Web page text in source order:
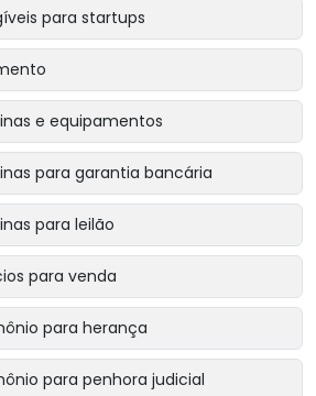
para startups
e equipamentos
para garantia bancária
para leilão
para venda
para herança
para penhora judicial